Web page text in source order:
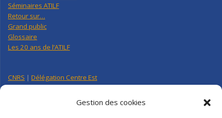
Gestion des cookies
Séminaires ATILF
Retour sur…
Grand public
Glossaire
Les 20 ans de l’ATILF
CNRS | Délégation Centre Est
Université de Lorraine
CNRS Hebdo Centre-Est